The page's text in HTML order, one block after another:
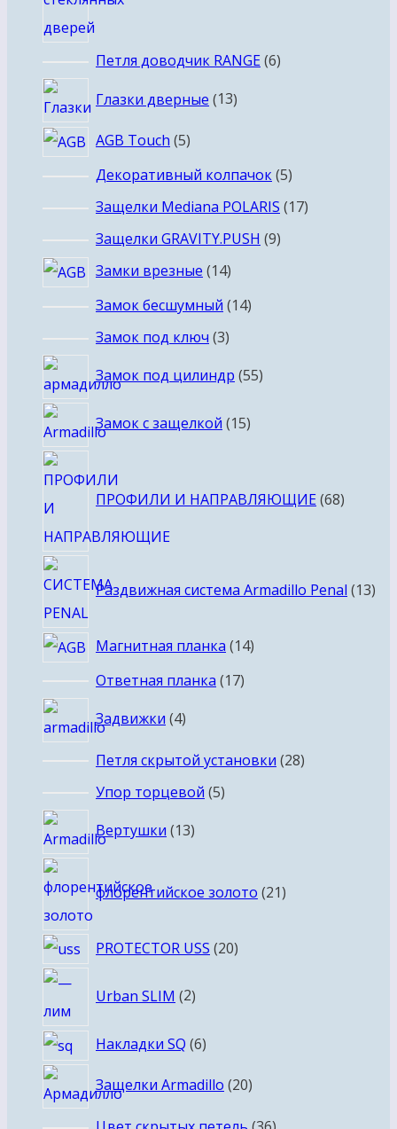
Петля доводчик RANGE 66
Глазки дверные 1313
AGB Touch 55
товаров
Декоративный колпачок 55
товаров
Защелки Mediana POLARIS 1717
Защелки GRAVITY.PUSH 99
Замки врезные 1414
товаров
Замок бесшумный 1414
Замок под ключ 33
Замок под цилиндр 5555
Замок с защелкой 1515
ПРОФИЛИ И НАПРАВЛЯЮЩИЕ 68
Раздвижная система Armadillo Penal 13
Магнитная планка 1414
Ответная планка 1717
Задвижки 44
Петля скрытой установки 2828
Упор торцевой 55
Вертушки 1313
флорентийское золото 21товар
PROTECTOR USS 2020
Urban SLIM 2
товара
Накладки SQ 66
Защелки Armadillo 2020